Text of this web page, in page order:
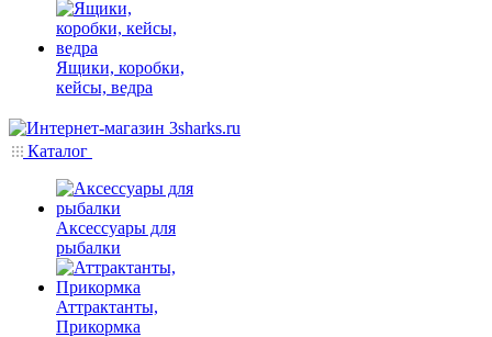
Ящики, коробки,
кейсы, ведра
Каталог
Аксессуары для
рыбалки
Аттрактанты,
Прикормка